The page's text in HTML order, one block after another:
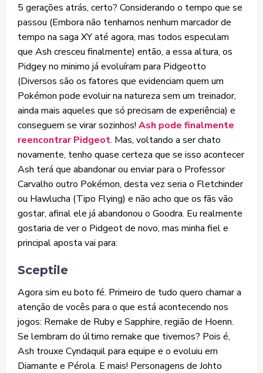
5 gerações atrás, certo? Considerando o tempo que se
passou (Embora não tenhamos nenhum marcador de
tempo na saga XY até agora, mas todos especulam
que Ash cresceu finalmente) então, a essa altura, os
Pidgey no minimo já evoluíram para Pidgeotto
(Diversos são os fatores que evidenciam quem um
Pokémon pode evoluir na natureza sem um treinador,
ainda mais aqueles que só precisam de experiência) e
conseguem se virar sozinhos! Ash pode finalmente
reencontrar Pidgeot. Mas, voltando a ser chato
novamente, tenho quase certeza que se isso acontecer
Ash terá que abandonar ou enviar para o Professor
Carvalho outro Pokémon, desta vez seria o Fletchinder
ou Hawlucha (Tipo Flying) e não acho que os fãs vão
gostar, afinal ele já abandonou o Goodra. Eu realmente
gostaria de ver o Pidgeot de novo, mas minha fiel e
principal aposta vai para:
Sceptile
Agora sim eu boto fé. Primeiro de tudo quero chamar a
atenção de vocês para o que está acontecendo nos
jogos: Remake de Ruby e Sapphire, região de Hoenn.
Se lembram do último remake que tivemos? Pois é,
Ash trouxe Cyndaquil para equipe e o evoluiu em
Diamante e Pérola. E mais! Personagens de Johto